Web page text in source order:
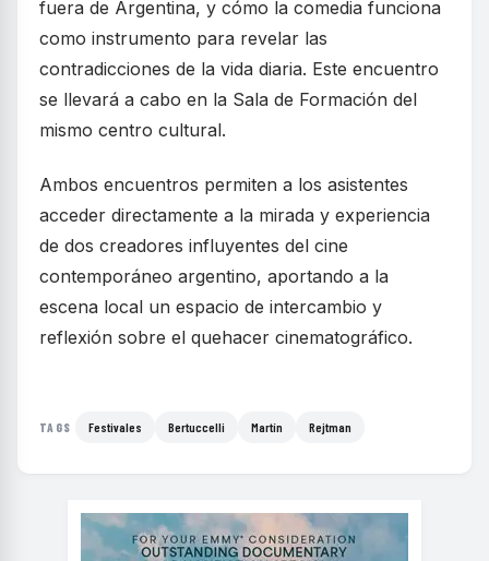
fuera de Argentina, y cómo la comedia funciona
como instrumento para revelar las
contradicciones de la vida diaria. Este encuentro
se llevará a cabo en la Sala de Formación del
mismo centro cultural.
Ambos encuentros permiten a los asistentes
acceder directamente a la mirada y experiencia
de dos creadores influyentes del cine
contemporáneo argentino, aportando a la
escena local un espacio de intercambio y
reflexión sobre el quehacer cinematográfico.
TAGS Festivales Bertuccelli Martín Rejtman